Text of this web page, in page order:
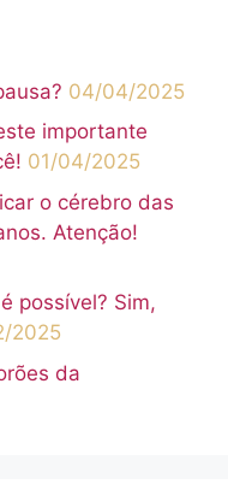
04/04/2025
importante
01/04/2025
o cérebro das
Atenção!
possível? Sim,
2025
da